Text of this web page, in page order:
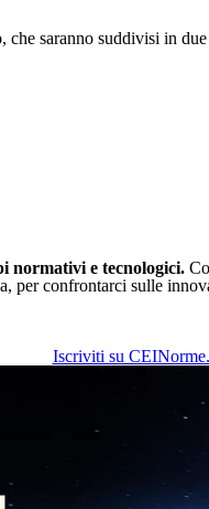
, che saranno suddivisi in
normativi e tecnologici.
per confrontarci sulle
Iscriviti su